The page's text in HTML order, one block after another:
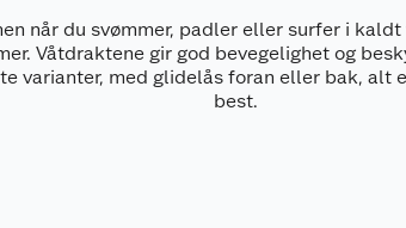
når du svømmer, padler eller surfer i
Våtdraktene gir god bevegelighet og
varianter, med glidelås foran eller bak,
best.